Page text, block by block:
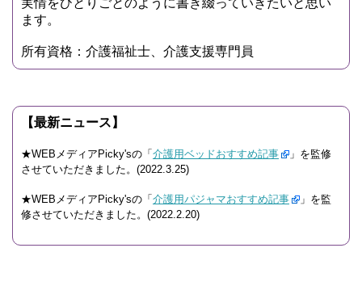
ます。
所有資格：介護福祉士、介護支援専門員
【最新ニュース】
★WEBメディアPicky'sの「 介護用ベッドおすすめ記事
」を監修
させていただきました。(2022.3.25)
★WEBメディアPicky'sの「 介護用パジャマおすすめ記事
」を監
修させていただきました。(2022.2.20)